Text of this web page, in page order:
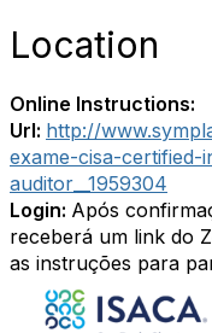
Location
Online Instructions:
Url: http://
exame-cisa-certified-
auditor__1959304
Login: Após
receberá um link do
as instruções para